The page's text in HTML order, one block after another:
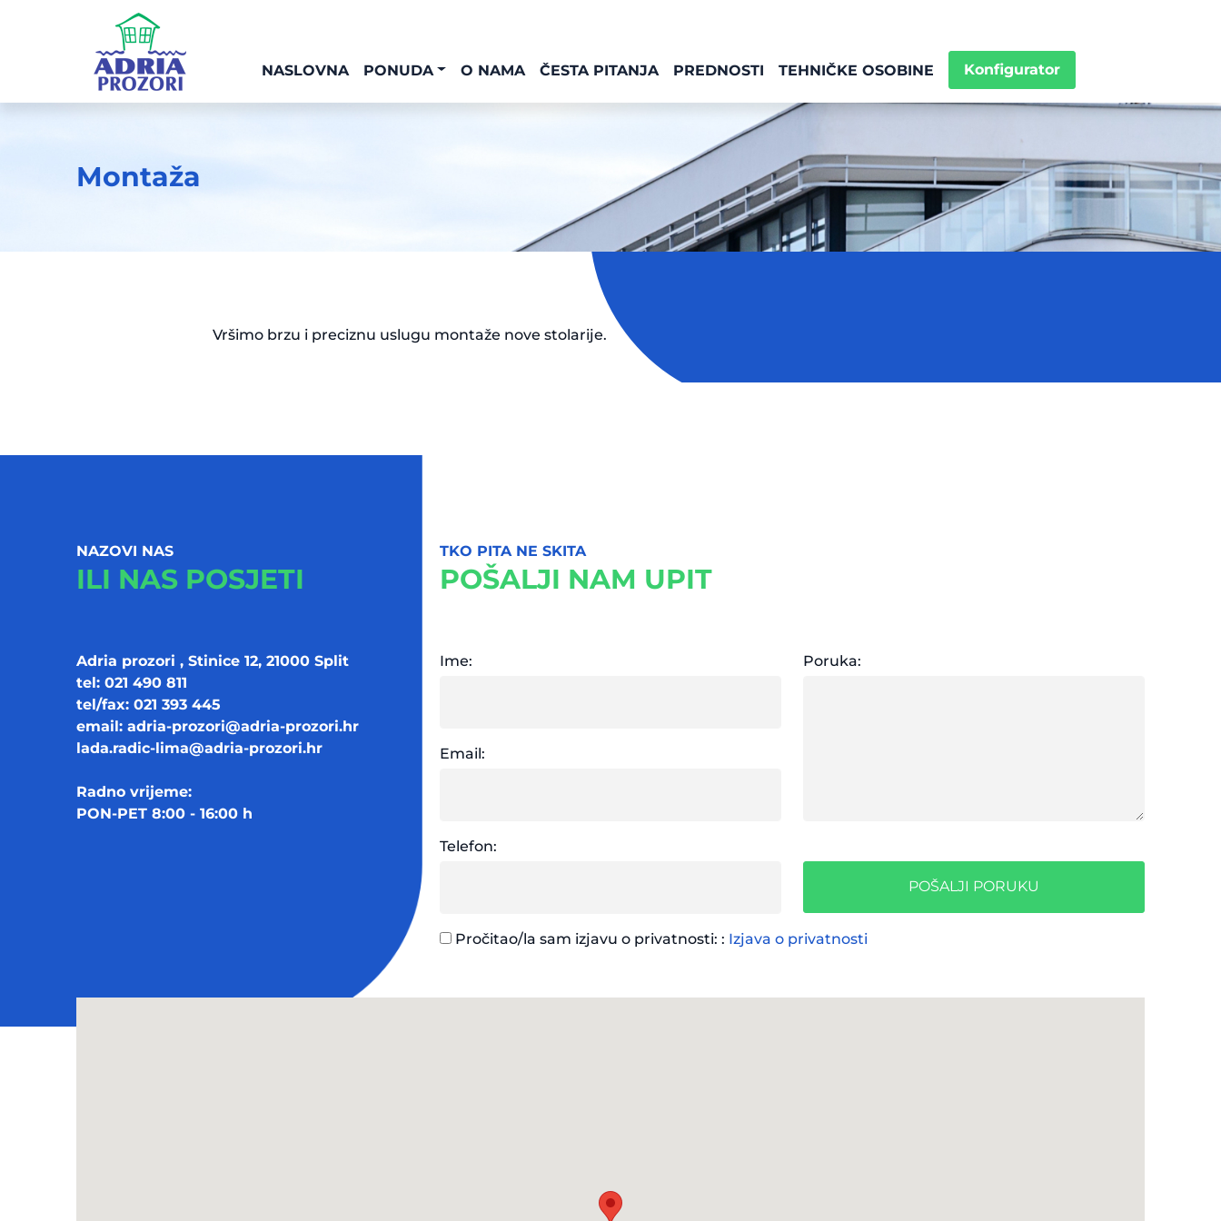
NASLOVNA PONUDA O NAMA ČESTA PITANJA PREDNOSTI TEHNIČKE OSOBINE Konfigurator
Montaža
Vršimo brzu i preciznu uslugu montaže nove stolarije.
NAZOVI NAS
ILI NAS POSJETI
Adria prozori , Stinice 12, 21000 Split
tel: 021 490 811
tel/fax: 021 393 445
email: adria-prozori@adria-prozori.hr
lada.radic-lima@adria-prozori.hr
Radno vrijeme:
PON-PET 8:00 - 16:00 h
TKO PITA NE SKITA
POŠALJI NAM UPIT
Ime:
Email:
Poruka:
Telefon:
POŠALJI PORUKU
Pročitao/la sam izjavu o privatnosti: : Izjava o privatnosti